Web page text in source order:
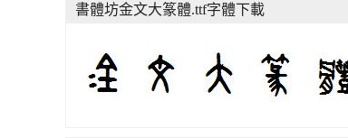
書體坊金文大篆體.ttf字體下載